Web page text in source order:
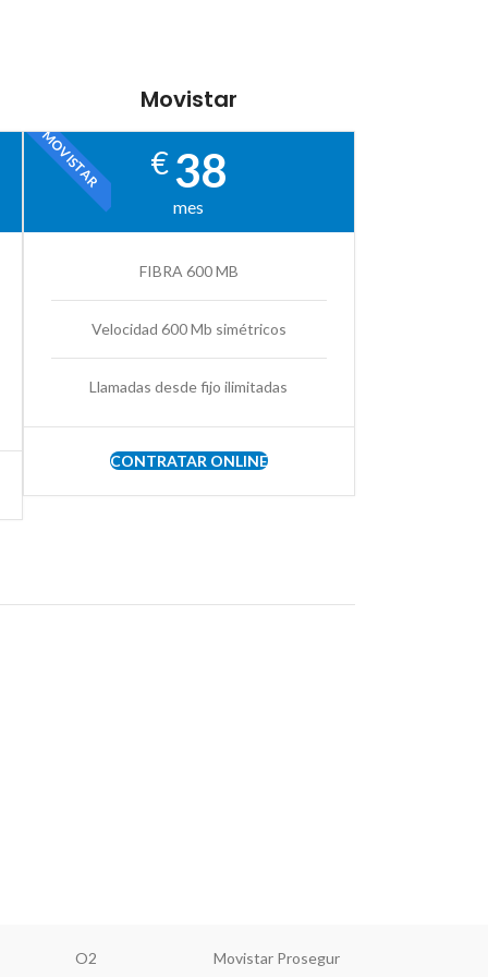
Movistar
MOVISTAR €38
mes
FIBRA 600 MB
Velocidad 600 Mb simétricos
Llamadas desde fijo ilimitadas
CONTRATAR ONLINE
O2 Movistar Prosegur